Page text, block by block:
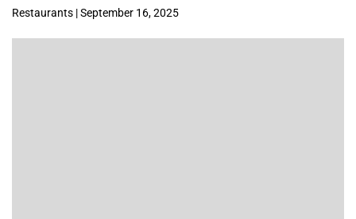
Restaurants | September 16, 2025